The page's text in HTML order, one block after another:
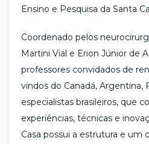
Ensino e Pesquisa da Santa
Coordenado pelos
Martini Vial e Erion Júnior de
professores convidados de
vindos do Canadá, Argentina,
especialistas brasileiros, que
experiências, técnicas e
Casa possui a estrutura e um